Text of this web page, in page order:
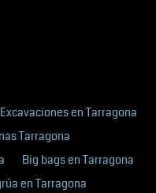
en Tarragona
Tarragona
Big bags en Tarragona
en Tarragona